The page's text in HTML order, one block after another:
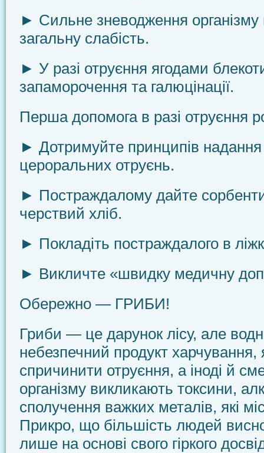
► Сильне зневодження організму
загальну слабість.
► У разі отруєння ягодами
запаморочення та галюцінації.
Перша допомога в разі отруєння
► Дотримуйте принципів надання
цероральних отруєнь.
► Постраждалому дайте
черствий хліб.
► Покладіть постраждалого в
► Викличте «швидку медичну
Обережно — ГРИБИ!
Гриби — це дарунок лісу, але
небезпечний продукт
спричинити отруєння, а іноді й
організму викликають токсини,
сполучен­ня важких металів, які
Прикро, що більшість людей
лише на основі свого гіркого